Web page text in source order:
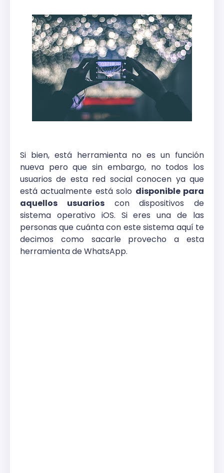
Si bien, está herramienta no es un función
nueva pero que sin embargo, no todos los
usuarios de esta red social conocen ya que
está actualmente está solo disponible para
aquellos usuarioscon dispositivos de
sistema operativo iOS. Si eres una de las
personas que cuánta con este sistema aquí te
decimos como sacarle provecho a esta
herramienta de WhatsApp.